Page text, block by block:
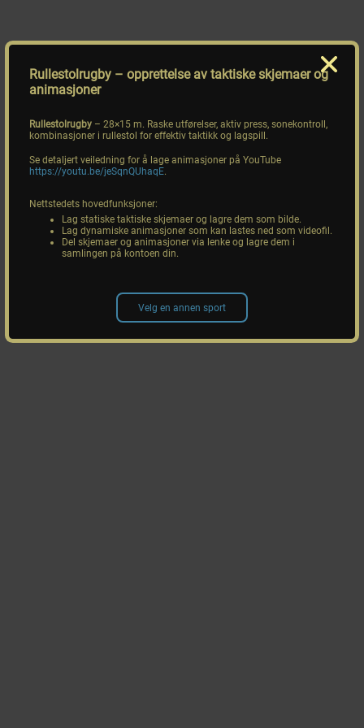
Rullestolrugby – opprettelse av taktiske skjemaer og
animasjoner
Rullestolrugby – 28×15 m. Raske utførelser, aktiv press, sonekontroll,
kombinasjoner i rullestol for effektiv taktikk og lagspill.
Se detaljert veiledning for å lage animasjoner på YouTube
https://youtu.be/jeSqnQUhaqE.
Nettstedets hovedfunksjoner:
Lag statiske taktiske skjemaer og lagre dem som bilde.
Lag dynamiske animasjoner som kan lastes ned som videofil.
Del skjemaer og animasjoner via lenke og lagre dem i
samlingen på kontoen din.
Velg en annen sport